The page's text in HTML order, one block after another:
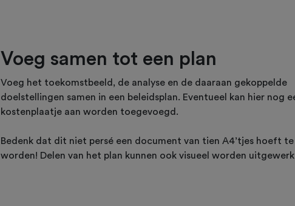
Voeg samen tot een plan
Voeg het toekomstbeeld, de analyse en de daaraan gekoppelde
doelstellingen samen in een beleidsplan. Eventueel kan hier nog
kostenplaatje aan worden toegevoegd.
Bedenk dat dit niet persé een document van tien A4’tjes hoeft te
worden! Delen van het plan kunnen ook visueel worden